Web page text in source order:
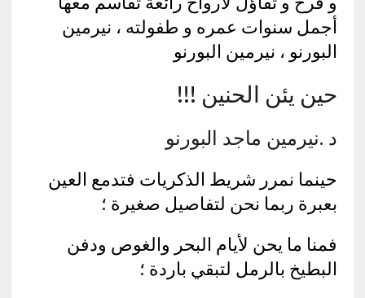
أجمل سنوات عمره و طفولته ، نيرمين
البورنو ، نيرمين البورنو
حين يئن الحنين !!!
د .نيرمين ماجد البورنو
حينما نمرر شريط الذكريات فتدمع العين
بعبرة ربما نحن لتفاصيل صغيرة ؛
فمنا ما يحن لأيام البحر والغوص ودفن
البطيخ بالرمل لتبقي باردة ؛